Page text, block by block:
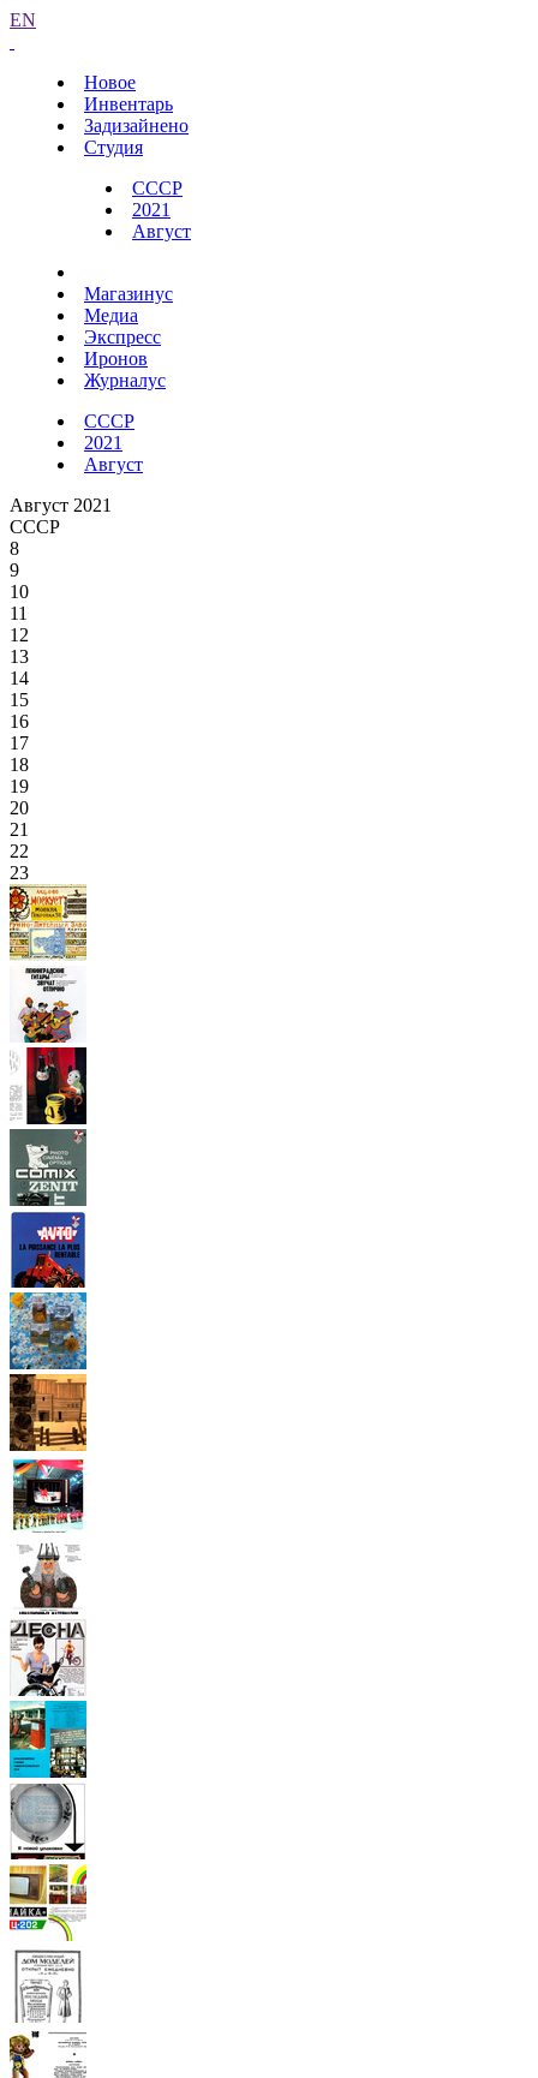
EN
Новое
Инвентарь
Задизайнено
Студия
СССР
2021
Август
Магазинус
Медиа
Экспресс
Иронов
Журналус
СССР
2021
Август
Август 2021
СССР
8
9
10
11
12
13
14
15
16
17
18
19
20
21
22
23